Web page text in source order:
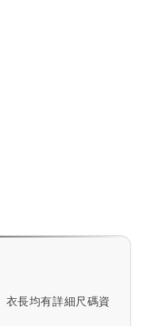
衣長均有詳細尺碼資